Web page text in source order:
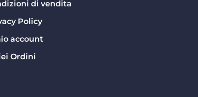
di vendita
Policy
account
Ordini